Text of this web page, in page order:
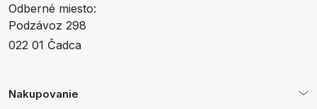
Odberné miesto:
Podzávoz 298
022 01 Čadca
Nakupovanie